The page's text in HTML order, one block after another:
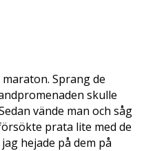
Sprang de
skulle
vände man och såg
prata lite med de
hejade på dem på